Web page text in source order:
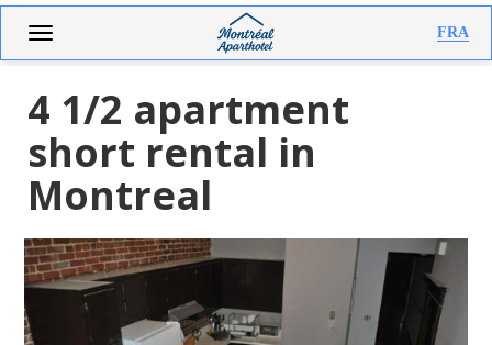
contenu
Toggle
navigation
FRA
4 1/2 apartment
short rental in
Montreal